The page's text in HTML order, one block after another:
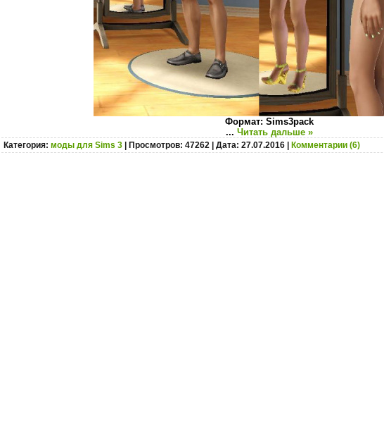
Формат: Sims3pack
... Читать дальше »
Категория: моды для Sims 3 | Просмотров: 47262 | Дата: 27.07.2016 Комментарии (6)